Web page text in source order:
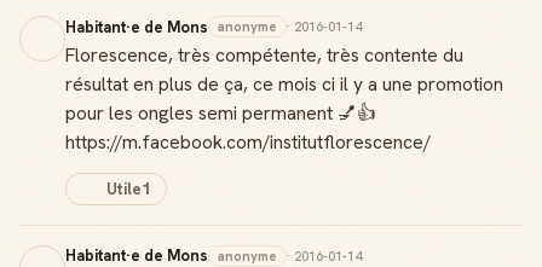
Habitant·e de Mons anonyme · 2016-01-14
Florescence, très compétente, très contente du
résultat en plus de ça, ce mois ci il y a une promotion
pour les ongles semi permanent 💅👍
https://m.facebook.com/institutflorescence/
Utile1
Habitant·e de Mons anonyme · 2016-01-14